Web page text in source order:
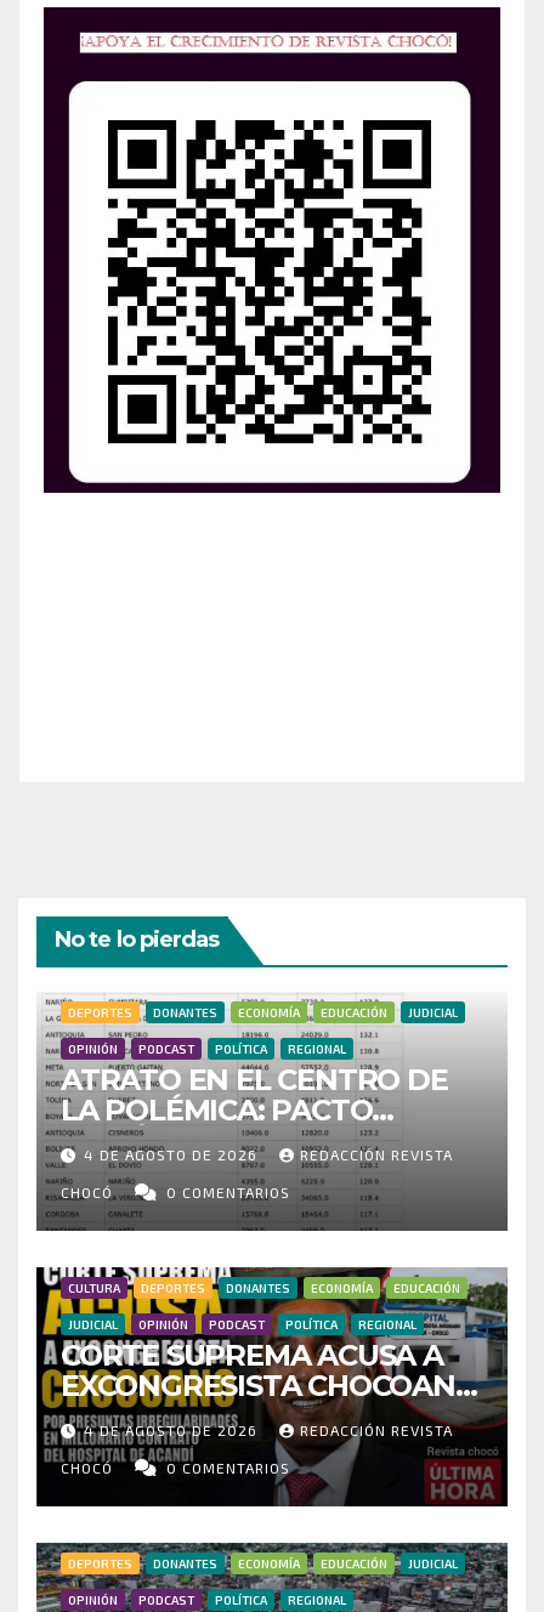
No te lo pierdas
DEPORTES DONANTES ECONOMÍA EDUCACIÓN JUDICIAL
OPINIÓN PODCAST POLÍTICA REGIONAL
ATRATO EN EL CENTRO DE
LA POLÉMICA: PACTO
HISTÓRICO CUESTIONA
CENSO ELECTORAL Y PIDE
INVESTIGAR PRESUNTO
FRAUDE
4 DE AGOSTO DE 2026 REDACCIÓN REVISTA
CHOCÓ 0 COMENTARIOS
CULTURA DEPORTES DONANTES ECONOMÍA EDUCACIÓN
JUDICIAL OPINIÓN PODCAST POLÍTICA REGIONAL
CORTE SUPREMA ACUSA A
EXCONGRESISTA CHOCOANO
POR PRESUNTAS
IRREGULARIDADES EN
MILLONARIO CONTRATO DEL
HOSPITAL DE ACANDÍ
4 DE AGOSTO DE 2026 REDACCIÓN REVISTA
CHOCÓ 0 COMENTARIOS
DEPORTES DONANTES ECONOMÍA EDUCACIÓN JUDICIAL
OPINIÓN PODCAST POLÍTICA REGIONAL